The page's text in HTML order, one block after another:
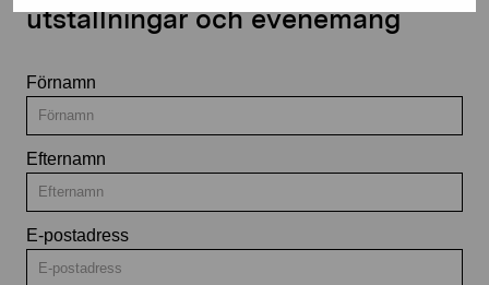
utställningar och evenemang
Förnamn
Efternamn
E-postadress